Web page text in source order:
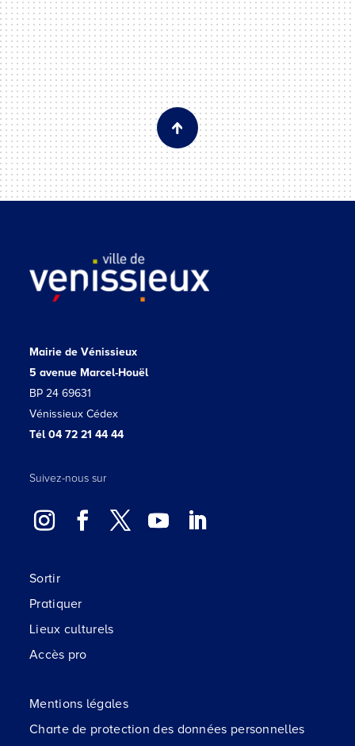
Mairie de Vénissieux
5 avenue Marcel-Houël
BP 24 69631
Vénissieux Cédex
Tél 04 72 21 44 44
Suivez-nous sur
Sortir
Pratiquer
Lieux culturels
Accès pro
Mentions légales
Charte de protection des données personnelles